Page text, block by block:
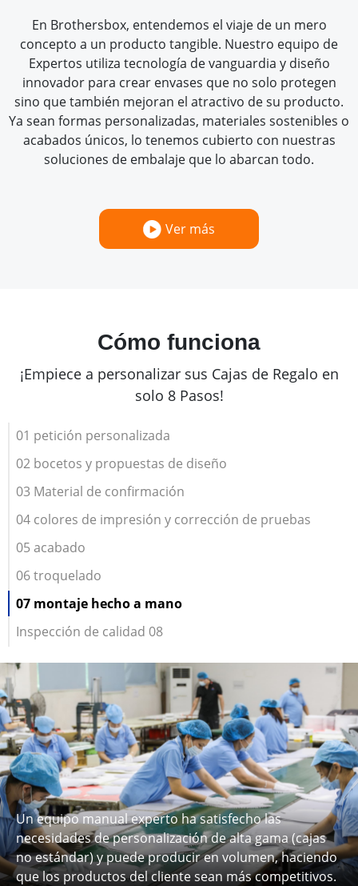
En Brothersbox, entendemos el viaje de un mero
concepto a un producto tangible. Nuestro equipo de
Expertos utiliza tecnología de vanguardia y diseño
innovador para crear envases que no solo protegen
sino que también mejoran el atractivo de su producto.
Ya sean formas personalizadas, materiales sostenibles o
acabados únicos, lo tenemos cubierto con nuestras
soluciones de embalaje que lo abarcan todo.
Ver más
Cómo funciona
¡Empiece a personalizar sus Cajas de Regalo en
solo 8 Pasos!
01 petición personalizada
02 bocetos y propuestas de diseño
03 Material de confirmación
04 colores de impresión y corrección de pruebas
05 acabado
06 troquelado
07 montaje hecho a mano
Inspección de calidad 08
Un equipo manual experto ha satisfecho las
necesidades de personalización de alta gama (cajas
no estándar) y puede producir en volumen, haciendo
que los productos del cliente sean más competitivos.